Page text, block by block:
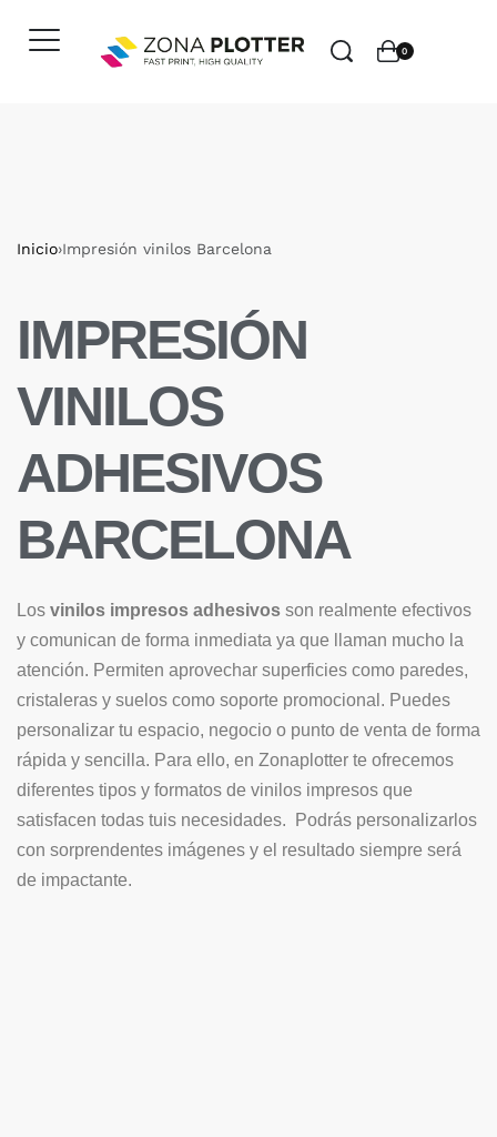
0
Inicio›Impresión vinilos Barcelona
IMPRESIÓN
VINILOS
ADHESIVOS
BARCELONA
Los vinilos impresos adhesivos son realmente efectivos
y comunican de forma inmediata ya que llaman mucho la
atención. Permiten aprovechar superficies como paredes,
cristaleras y suelos como soporte promocional. Puedes
personalizar tu espacio, negocio o punto de venta de forma
rápida y sencilla. Para ello, en Zonaplotter te ofrecemos
diferentes tipos y formatos de vinilos impresos que
satisfacen todas tuis necesidades. Podrás personalizarlos
con sorprendentes imágenes y el resultado siempre será
de impactante.